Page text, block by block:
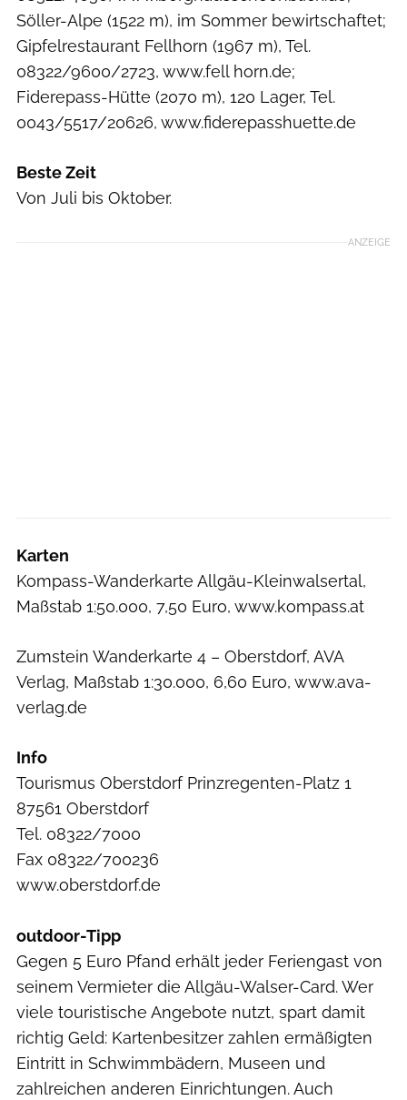
Söller-Alpe (1522 m), im Sommer bewirtschaftet;
Gipfelrestaurant Fellhorn (1967 m), Tel.
08322/9600/2723, www.fell horn.de;
Fiderepass-Hütte (2070 m), 120 Lager, Tel.
0043/5517/20626, www.fiderepasshuette.de
Beste Zeit
Von Juli bis Oktober.
ANZEIGE
Karten
Kompass-Wanderkarte Allgäu-Kleinwalsertal,
Maßstab 1:50.000, 7,50 Euro, www.kompass.at
Zumstein Wanderkarte 4 – Oberstdorf, AVA
Verlag, Maßstab 1:30.000, 6,60 Euro, www.ava-
verlag.de
Info
Tourismus Oberstdorf Prinzregenten-Platz 1
87561 Oberstdorf
Tel. 08322/7000
Fax 08322/700236
www.oberstdorf.de
outdoor-Tipp
​Gegen 5 Euro Pfand erhält jeder Feriengast von
seinem Vermieter die Allgäu-Walser-Card. Wer
viele touristische Angebote nutzt, spart damit
richtig Geld: Kartenbesitzer zahlen ermäßig­ten
Eintritt in Schwimmbädern, Museen und
zahlreichen anderen Einrichtungen. Auch